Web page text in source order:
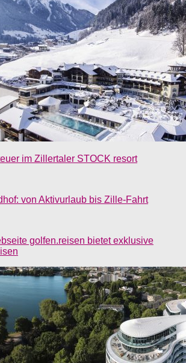
im Zillertaler STOCK resort
von Aktivurlaub bis Zille-Fahrt
golfen.reisen bietet exklusive